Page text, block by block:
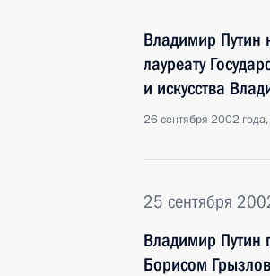
Владимир Путин
лауреату
и искусства
26 сентября 2002
25 сентября
Владимир Путин
Борисом